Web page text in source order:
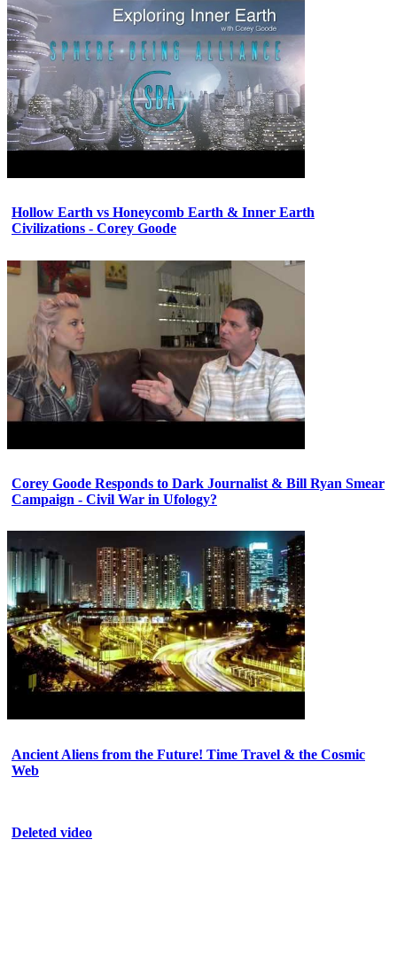
Hollow Earth vs Honeycomb Earth & Inner Earth
Civilizations - Corey Goode
Corey Goode Responds to Dark Journalist & Bill Ryan Smear
Campaign - Civil War in Ufology?
Ancient Aliens from the Future! Time Travel & the Cosmic
Web
Deleted video